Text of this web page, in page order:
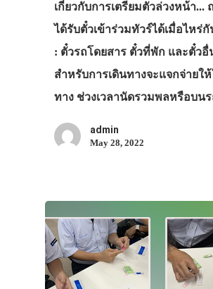
เกี่ยวกับการเตรียมตัวล่วงหน้า...
ได้รับตั๋วเข้าร่วมทัวร์ได้เมื่อไหร่
: ตั๋วรถโดยสาร ตั๋วที่พัก และตั๋วอื่
สำหรับการเดินทางจะแจกจ่ายใ
ทาง ช่วงเวลานัดรวมพลหรือบน
admin
May 28, 2022